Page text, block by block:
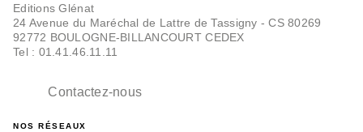
Editions Glénat
24 Avenue du Maréchal de Lattre de Tassigny - CS 80269
92772 BOULOGNE-BILLANCOURT CEDEX
Tel : 01.41.46.11.11
Contactez-nous
NOS RÉSEAUX